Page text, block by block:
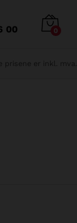
00 0
prisene er inkl. mva.